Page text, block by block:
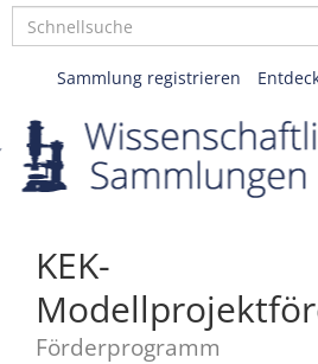
Sammlung registrieren
KEK-
Förderprogramm